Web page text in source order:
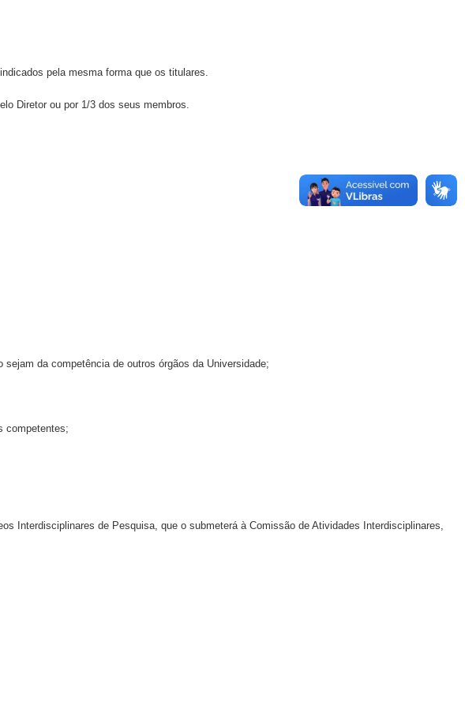
pela mesma forma que os titulares.
Diretor ou por 1/3 dos seus membros.
da competência de outros órgãos da Universidade;
competentes;
Interdisciplinares de Pesquisa, que o submeterá à Comissão de Atividades Interdisciplinares,